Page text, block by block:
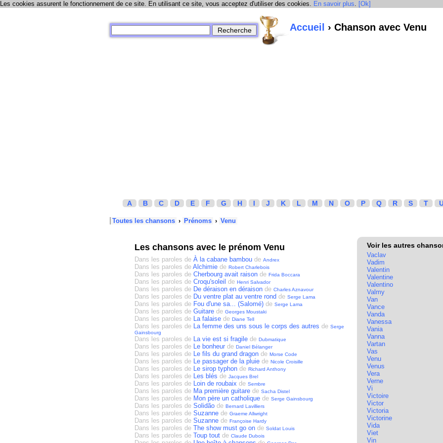
Les cookies assurent le fonctionnement de ce site. En utilisant ce site, vous acceptez d'utiliser des cookies. En savoir plus. [Ok]
Accueil › Chanson avec Venu
A B C D E F G H I J K L M N O P Q R S T
Toutes les chansons › Prénoms › Venu
Les chansons avec le prénom Venu
Dans les paroles de À la cabane bambou de Andrex
Dans les paroles de Alchimie de Robert Charlebois
Dans les paroles de Cherbourg avait raison de Frida Boccara
Dans les paroles de Croqu'soleil de Henri Salvador
Dans les paroles de De déraison en déraison de Charles Aznavour
Dans les paroles de Du ventre plat au ventre rond de Serge Lama
Dans les paroles de Fou d'une sa... (Salomé) de Serge Lama
Dans les paroles de Guitare de Georges Moustaki
Dans les paroles de La falaise de Diane Tell
Dans les paroles de La femme des uns sous le corps des autres de Serge
Gainsbourg
Dans les paroles de La vie est si fragile de Dubmatique
Dans les paroles de Le bonheur de Daniel Bélanger
Dans les paroles de Le fils du grand dragon de Morse Code
Dans les paroles de Le passager de la pluie de Nicole Croisille
Dans les paroles de Le sirop typhon de Richard Anthony
Dans les paroles de Les blés de Jacques Brel
Dans les paroles de Loin de roubaix de Sembre
Dans les paroles de Ma première guitare de Sacha Distel
Dans les paroles de Mon père un catholique de Serge Gainsbourg
Dans les paroles de Solidão de Bernard Lavilliers
Dans les paroles de Suzanne de Graeme Allwright
Dans les paroles de Suzanne de Françoise Hardy
Dans les paroles de The show must go on de Soldat Louis
Dans les paroles de Toup tout de Claude Dubois
Voir les autres
Vaclav
Vadim
Valentin
Valentine
Valentino
Valmy
Van
Vance
Vanda
Vanessa
Vania
Vanna
Vartan
Vas
Venu
Venus
Vera
Verne
Vi
Victoire
Victor
Victoria
Victorine
Vida
Viet
Vin